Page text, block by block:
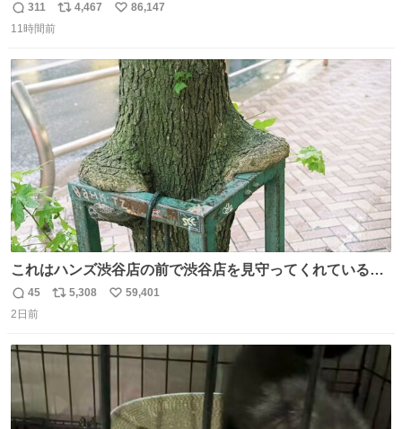
返
信
311
リ
ト
数
4,467
い
数
86,147
11時間前
これはハンズ渋谷店の前で渋谷店を見守ってくれている
「くつろ木」。
返
信
45
リ
ト
5,308
い
数
59,401
2日前